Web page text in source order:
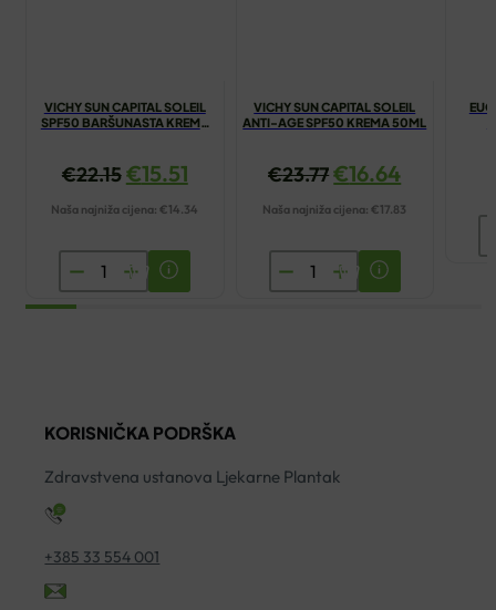
VICHY SUN CAPITAL SOLEIL
SPF50 BARŠUNASTA KREMA
€22.15€15.51
Naša najniža cijena:€14.34
VICHY
SUN
KREMA
50ML
VICHY SUN CAPITAL SOLEIL
ANTI-AGE SPF50 KREMA 50ML
€23.77€16.64
Naša najniža cijena:€17.83
VICHY
SUN
KREMA
KORISNIČKA PODRŠKA
Zdravstvena ustanova Ljekarne Plantak
+385 33 554 001